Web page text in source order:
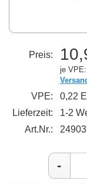
Preis:
je
VPE:
0,22
Lieferzeit:
1-2
Art.Nr.:
-